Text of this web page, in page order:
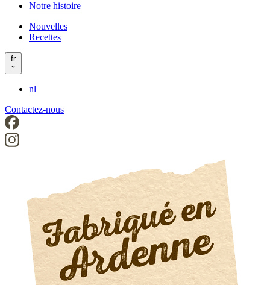
Notre histoire
Header
right
Nouvelles
Recettes
fr
nl
Contactez-nous